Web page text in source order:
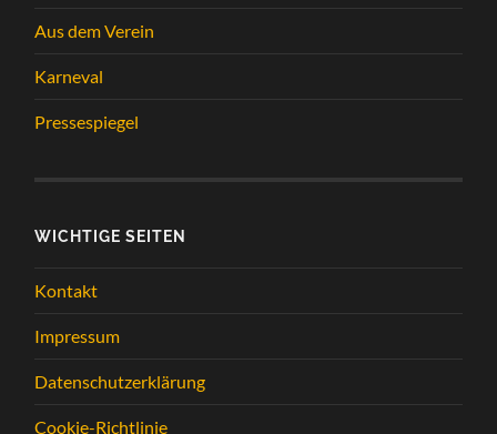
Aus dem Verein
Karneval
Pressespiegel
WICHTIGE SEITEN
Kontakt
Impressum
Datenschutzerklärung
Cookie-Richtlinie